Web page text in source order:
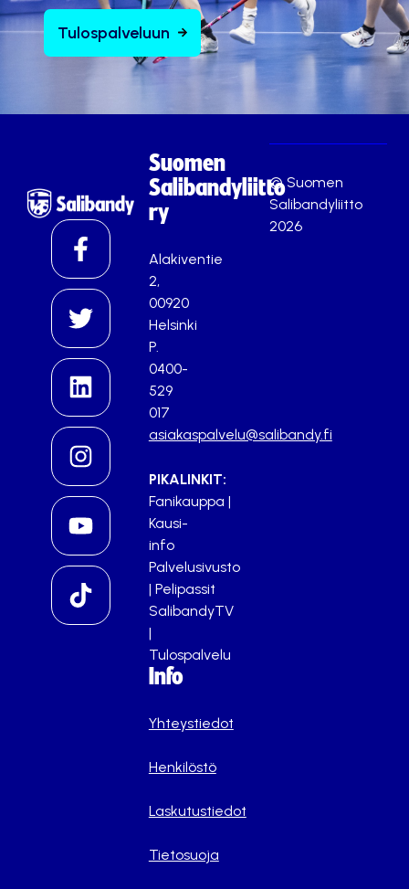
Tulospalveluun
Suomen
Salibandyliitto
ry
Alakiventie
2,
00920
Helsinki
P.
0400-
529
017
asiakaspalvelu@salibandy.fi
PIKALINKIT:
Fanikauppa |
Kausi-
info
Palvelusivusto
| Pelipassit
SalibandyTV
|
Tulospalvelu
Info
Yhteystiedot
Henkilöstö
Laskutustiedot
Tietosuoja
© Suomen
Salibandyliitto
2026